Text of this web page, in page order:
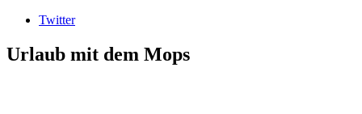
Twitter
Urlaub mit dem Mops